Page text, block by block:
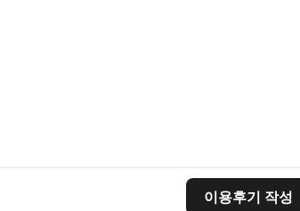
이용후기 작성